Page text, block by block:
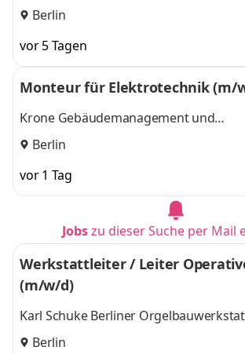
Berlin
vor 5 Tagen
Monteur für Elektrotechnik (m/
Krone Gebäudemanagement und
Technologie GmbH
Berlin
vor 1 Tag
Jobszu dieser Suche per Mail
Werkstattleiter / Leiter
(m/w/d)
Karl Schuke Berliner
GmbH
Berlin